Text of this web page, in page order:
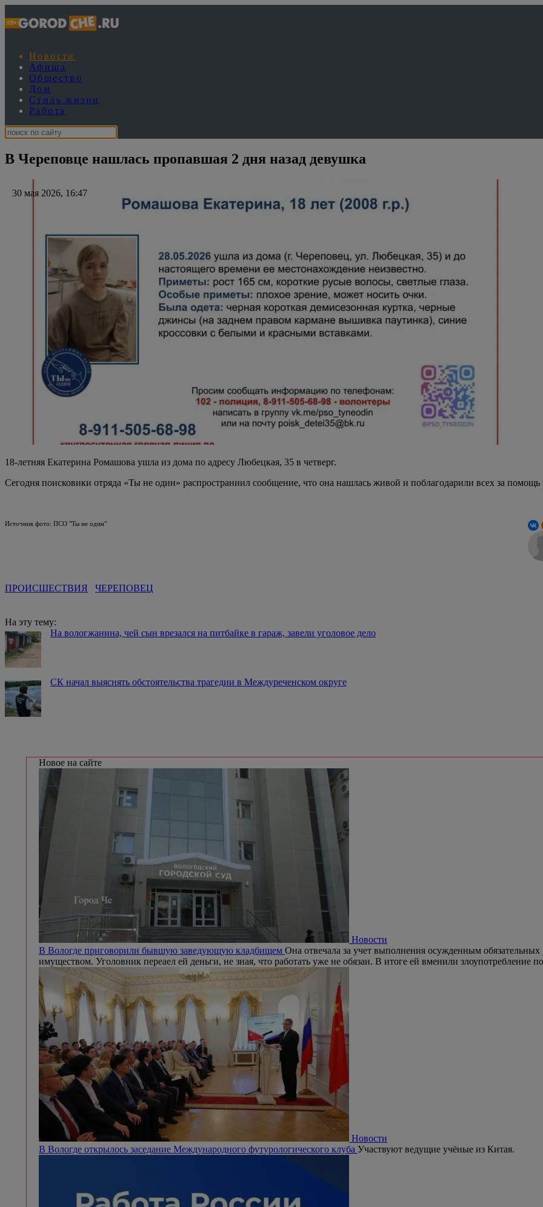
Новости
Афиша
Общество
Дом
Стиль жизни
Работа
В Череповце нашлась пропавшая 2 дня назад девушка
30 мая 2026, 16:47
18-летняя Екатерина Ромашова ушла из дома по адресу Любецкая, 35 в четверг.
Сегодня поисковики отряда «Ты не один» распространиил сообщение, что она нашлась живой и поблагодарили всех за
Источник фото: ПСО "Ты не один"
ПРОИСШЕСТВИЯ ЧЕРЕПОВЕЦ
На эту тему:
На вологжанина, чей сын врезался на питбайке в гараж, завели уголовое дело
СК начал выяснять обстоятельства трагедии в Междуреченском округе
Новое на сайте
Новости
В Вологде приговорили бывшую заведующую кладбищем Она отвечала за учет выполнения осужденным обязательных
имуществом. Уголовник переаел ей деньги, не зная, что работать уже не обязан. В итоге ей вменили злоупотребление
Новости
В Вологде открылось заседание Международного футурологического клуба Участвуют ведущие учёные из Китая.